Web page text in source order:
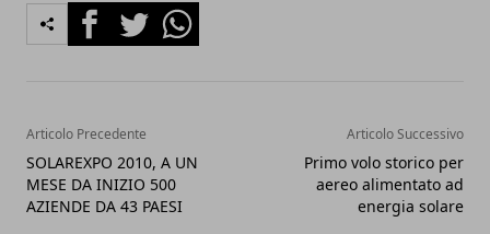
FacebookTwitterWhatsapp
Articolo Precedente
SOLAREXPO 2010, A UN
MESE DA INIZIO 500
AZIENDE DA 43 PAESI
Articolo Successivo
Primo volo storico per
aereo alimentato ad
energia solare